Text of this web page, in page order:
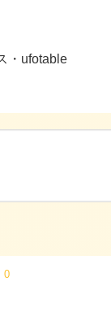
・ufotable
0